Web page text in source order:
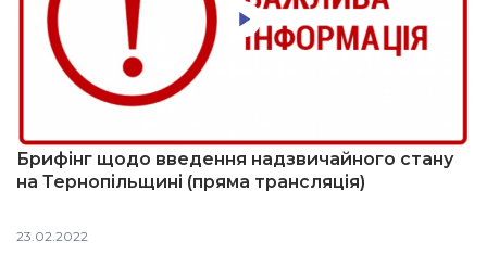
Брифінг щодо введення надзвичайного стану
на Тернопільщині (пряма трансляція)
23.02.2022